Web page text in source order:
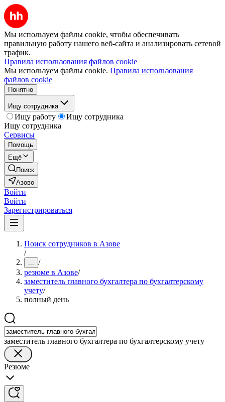
Мы используем файлы cookie, чтобы обеспечивать
правильную работу нашего веб-сайта и анализировать сетевой
трафик.
Правила использования файлов cookie
Мы используем файлы cookie. Правила использования
файлов cookie
Понятно
Ищу сотрудника
Ищу работу
Ищу сотрудника
Ищу сотрудника
Сервисы
Помощь
Ещё
Поиск
Азово
Войти
Войти
Зарегистрироваться
Поиск сотрудников в Азове
/
... /
резюме в Азове/
заместитель главного бухгалтера по бухгалтерскому
учету/
полный день
заместитель главного бухгалтера по бухгалтерскому учету
Резюме